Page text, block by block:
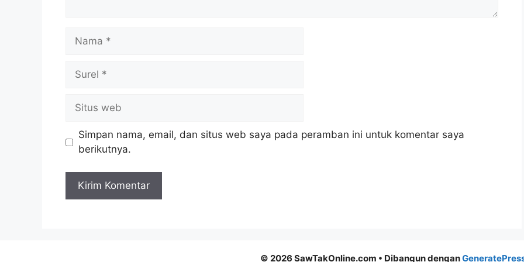
Nama
Surel
Situs
web
Simpan nama, email, dan situs web saya pada peramban ini untuk komentar saya
berikutnya.
© 2026 SawTakOnline.com • Dibangun dengan